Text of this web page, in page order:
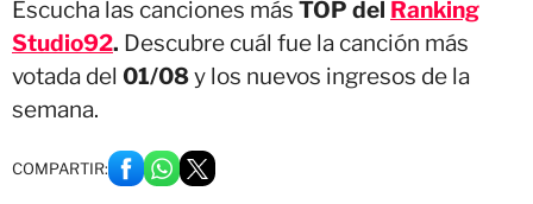
Escucha las canciones más TOP del Ranking
Studio92. Descubre cuál fue la canción más
votada del 01/08y los nuevos ingresos de la
semana.
COMPARTIR: